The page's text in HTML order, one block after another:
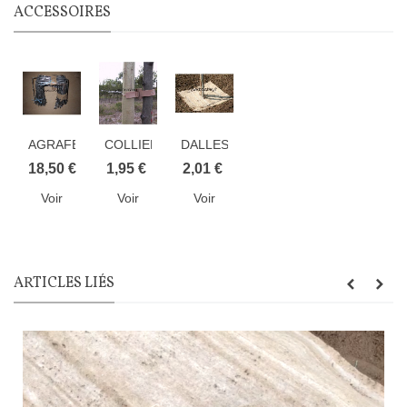
ACCESSOIRES
AGRAFES
METALLIQUES
paquet...
18,50 €
Voir
COLLIER
TOLTEX
1,95 €
Voir
DALLES
SOUPLES
FIBRE
2,01 €
Voir
ARTICLES LIÉS